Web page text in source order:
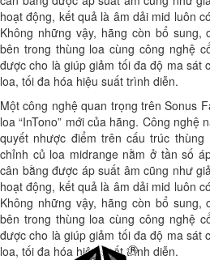
hoạt động, kết quả là âm dải mid luôn
Không những vậy, hãng còn bổ sung,
bên trong thùng loa cùng công nghệ
được cho là giúp giảm tối đa độ ma sát
loa, tối đa hóa hiệu suất trình diễn.
Một công nghệ quan trọng trên Sonus
loa “InTono” mới của hãng. Công nghệ
quyết nhược điểm trên cấu trúc
chỉnh củ loa midrange nằm ở tần số
cân bằng được áp suất âm cũng như
hoạt động, kết quả là âm dải mid luôn
Không những vậy, hãng còn bổ sung,
bên trong thùng loa cùng công nghệ
được cho là giúp giảm tối đa độ ma sát
loa, tối đa hóa hiệu suất trình diễn.